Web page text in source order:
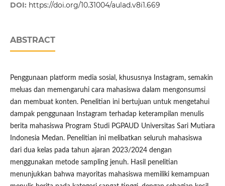
DOI: https://doi.org/10.31004/aulad.v8i1.669
ABSTRACT
Penggunaan platform media sosial, khususnya Instagram, semakin
meluas dan memengaruhi cara mahasiswa dalam mengonsumsi
dan membuat konten. Penelitian ini bertujuan untuk mengetahui
dampak penggunaan Instagram terhadap keterampilan menulis
berita mahasiswa Program Studi PGPAUD Universitas Sari Mutiara
Indonesia Medan. Penelitian ini melibatkan seluruh mahasiswa
dari dua kelas pada tahun ajaran 2023/2024 dengan
menggunakan metode sampling jenuh. Hasil penelitian
menunjukkan bahwa mayoritas mahasiswa memiliki kemampuan